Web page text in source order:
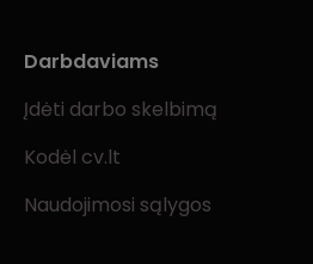
Darbdaviams
Įdėti darbo skelbimą
Kodėl cv.lt
Naudojimosi sąlygos